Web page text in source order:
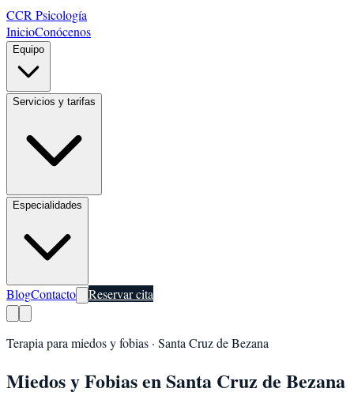
CCR Psicología
InicioConócenos
Equipo
Servicios y tarifas
Especialidades
BlogContacto Reservar cita
Terapia para miedos y fobias · Santa Cruz de Bezana
Miedos y FobiasenSanta Cruz de Bezana